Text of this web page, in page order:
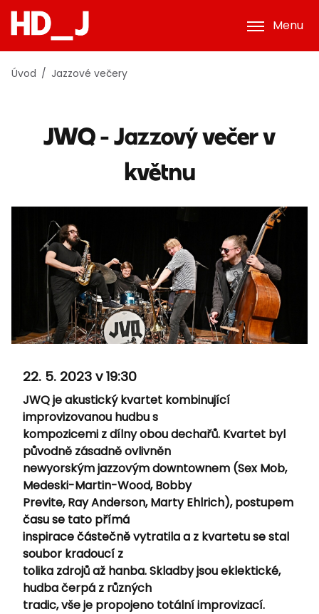
Menu
Úvod Jazzové večery
JWQ - Jazzový večer v
květnu
22. 5. 2023 v 19:30
JWQ je akustický kvartet kombinující
improvizovanou hudbu s
kompozicemi z dílny obou dechařů. Kvartet byl
původně zásadně ovlivněn
newyorským jazzovým downtownem (Sex Mob,
Medeski-Martin-Wood, Bobby
Previte, Ray Anderson, Marty Ehlrich), postupem
času se tato přímá
inspirace částečně vytratila a z kvartetu se stal
soubor kradoucí z
tolika zdrojů až hanba. Skladby jsou eklektické,
hudba čerpá z různých
tradic, vše je propojeno totální improvizací.